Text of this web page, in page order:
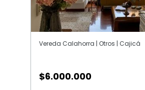
Vereda Calahorra | Otros | Cajicá
$6.000.000